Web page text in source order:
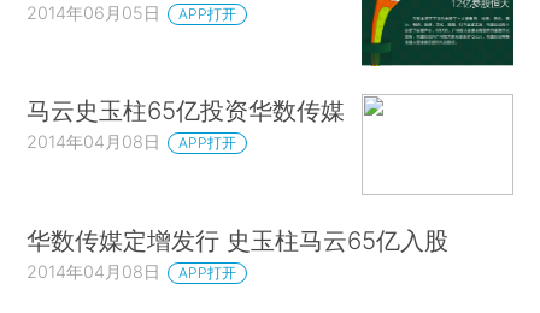
2014年06月05日 APP打开
马云史玉柱65亿投资华数传媒
2014年04月08日 APP打开
华数传媒定增发行 史玉柱马云65亿入股
2014年04月08日 APP打开